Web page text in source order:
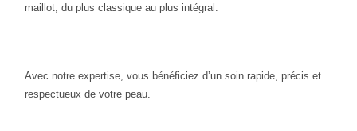
maillot, du plus classique au plus intégral.
Avec notre expertise, vous bénéficiez d’un soin rapide, précis et
respectueux de votre peau.